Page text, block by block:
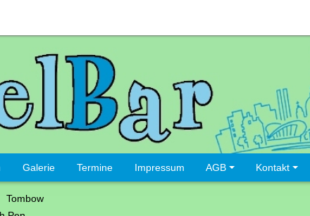
Galerie Termine Impressum AGB Kontakt
Tombow